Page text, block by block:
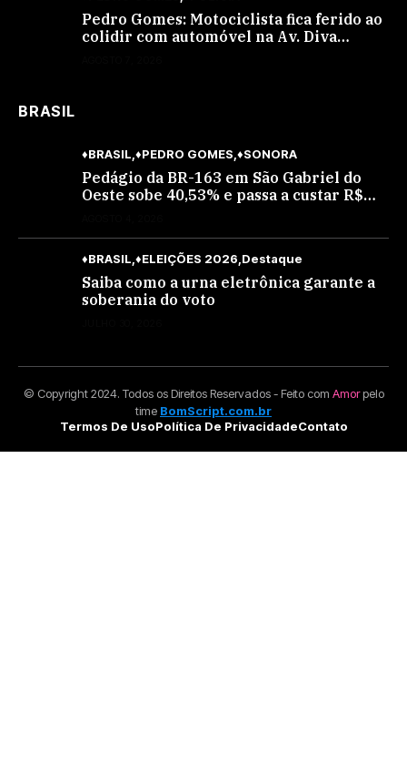
Pedro Gomes: Motociclista fica ferido ao
colidir com automóvel na Av. Diva
BRASIL
♦BRASIL ♦PEDRO GOMES ♦SONORA
Pedágio da BR-163 em São Gabriel do
Oeste sobe 40,53% e passa a custar R$
♦BRASIL ♦ELEIÇÕES 2026 Destaque
Saiba como a urna eletrônica garante a
soberania do voto
© Copyright 2024. Todos os Direitos Reservados - Feito com Amorpelo
time BomScript.com.br
Termos De UsoPolítica De PrivacidadeContato